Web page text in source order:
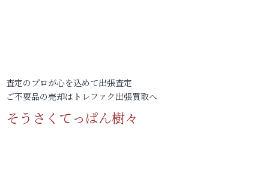
査定のプロが心を込めて出張査定
ご不要品の売却はトレファク出張買取へ
そうさくてっぱん樹々